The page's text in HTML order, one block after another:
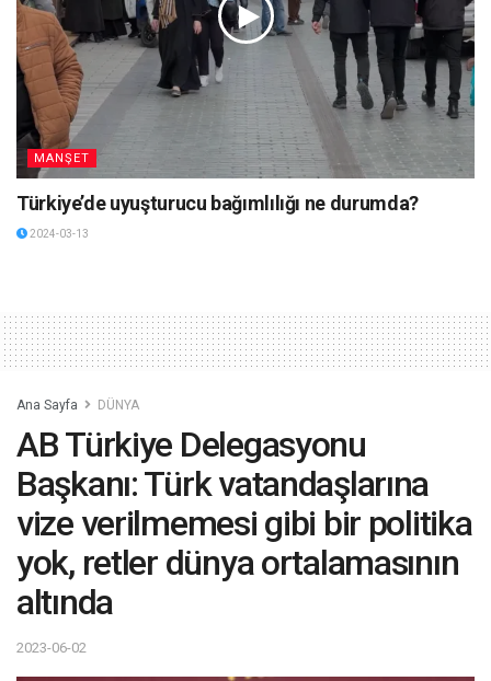
MANŞET
Türkiye’de uyuşturucu bağımlılığı ne durumda?
2024-03-13
Ana Sayfa DÜNYA
AB Türkiye Delegasyonu
Başkanı: Türk vatandaşlarına
vize verilmemesi gibi bir politika
yok, retler dünya ortalamasının
altında
2023-06-02